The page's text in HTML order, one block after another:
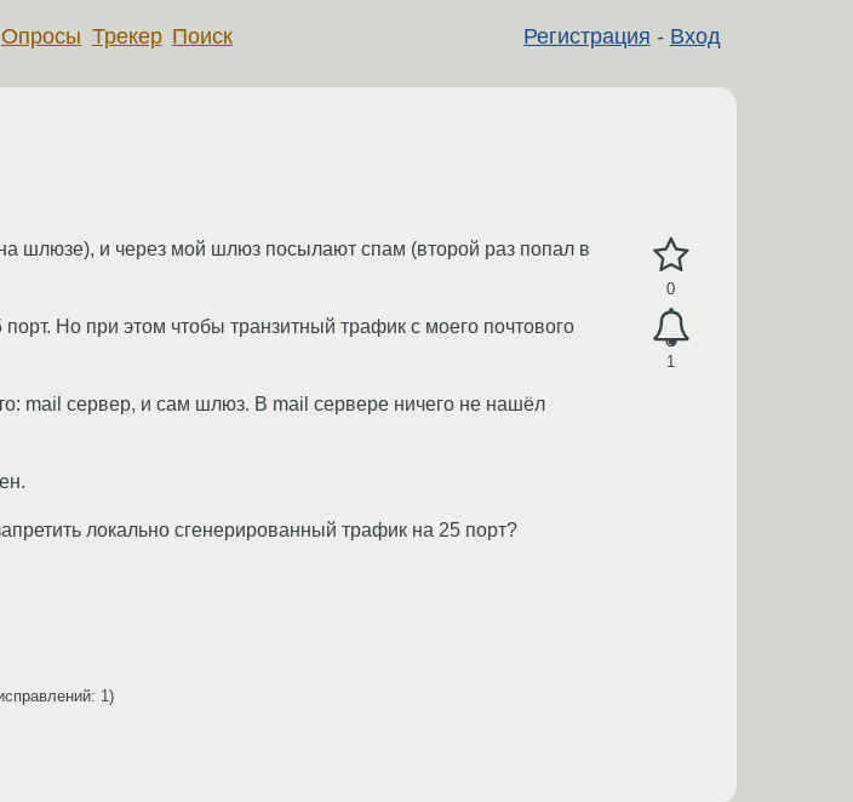
Регистрация - Вход
Опросы Трекер Поиск
0
1
шлюзе), и через мой шлюз посылают спам (второй раз попал в
Но при этом чтобы транзитный трафик с моего почтового
mail сервер, и сам шлюз. В mail сервере ничего не нашёл
локально сгенерированный трафик на 25 порт?
1)